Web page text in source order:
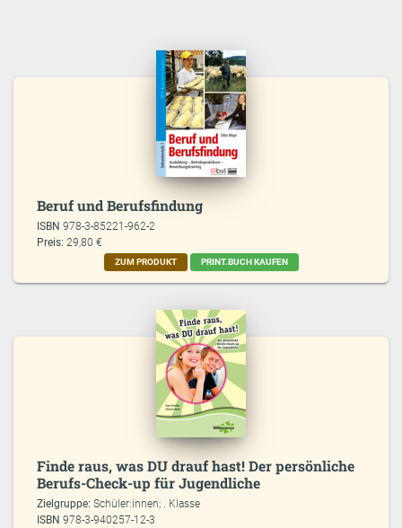
Beruf und Berufsfindung
ISBN978-3-85221-962-2
Preis: 29,80 €
ZUM PRODUKT PRINT.BUCH KAUFEN
Finde raus, was DU drauf hast! Der persönliche
Berufs-Check-up für Jugendliche
Zielgruppe:Schüler:innen; . Klasse
ISBN978-3-940257-12-3